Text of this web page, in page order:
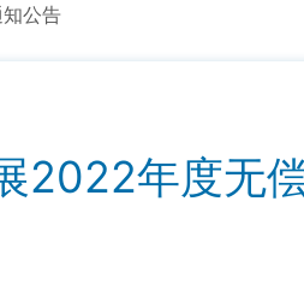
公告
2022年度无